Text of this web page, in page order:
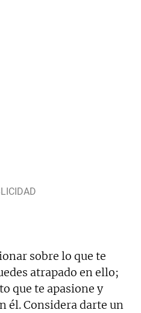
sobre lo que te
atrapado en ello;
que te apasione y
él. Considera darte un